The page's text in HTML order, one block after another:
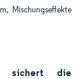
Mischungseffekte
sichert die